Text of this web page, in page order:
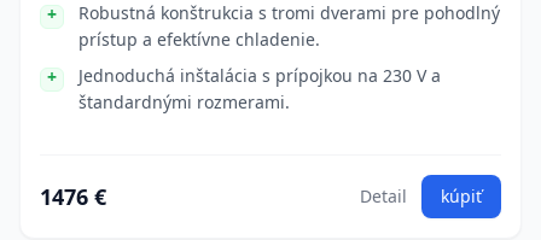
Robustná konštrukcia s tromi dverami pre pohodlný
prístup a efektívne chladenie.
Jednoduchá inštalácia s prípojkou na 230 V a
štandardnými rozmerami.
1476 € Detail kúpiť